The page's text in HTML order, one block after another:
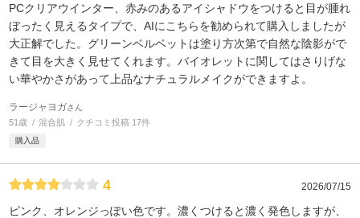
PCクリアウインター、赤みのあるアイシャドウをつけると目が腫れ
ぼったく見えるタイプで、AIにこちらを勧められて購入しましたが
大正解でした。グリーンベルベットは塗り方次第で自然な陰影がで
きて目を大きく見せてくれます。バイオレットに関してはさりげな
い華やかさがあって上品なナチュラルメイクができますよ。
ラージャヨガさん
51歳 混合肌 クチコミ投稿 17件
購入品
4 2026/07/15
ピンク、オレンジっぽい色です。濃くつけると濃く発色しますが、